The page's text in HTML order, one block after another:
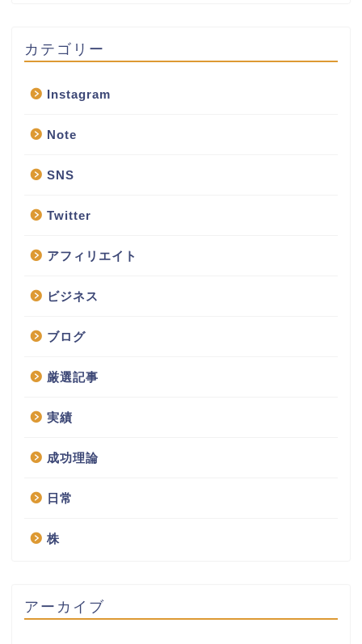
カテゴリー
Instagram
Note
SNS
Twitter
アフィリエイト
ビジネス
ブログ
厳選記事
実績
成功理論
日常
株
アーカイブ